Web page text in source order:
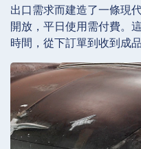
出口需求而建造了一條現
開放，平日使用需付費。
時間，從下訂單到收到成